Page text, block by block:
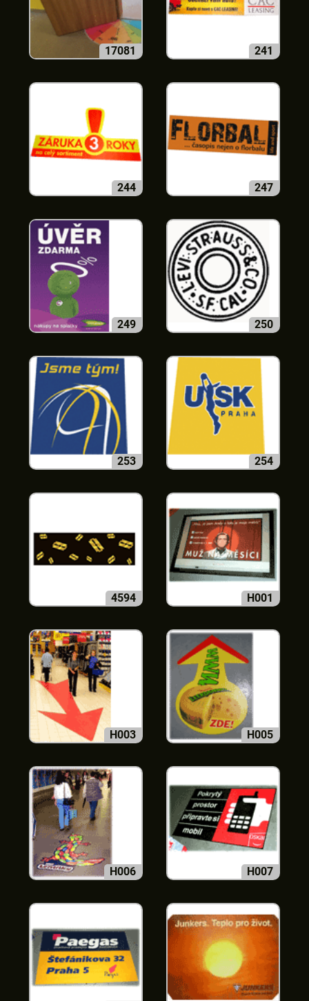
17081 241
244 247
249 250
253 254
4594 H001
H003 H005
H006 H007